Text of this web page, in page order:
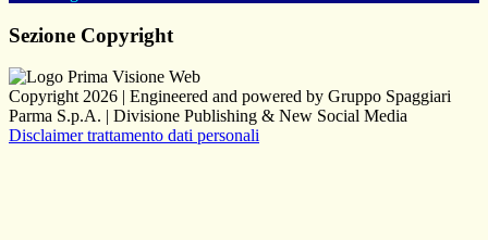
Sezione Copyright
Copyright 2026 | Engineered and powered by Gruppo Spaggiari
Parma S.p.A. | Divisione Publishing & New Social Media
Disclaimer trattamento dati personali